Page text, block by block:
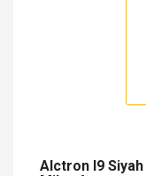
Alctron I9